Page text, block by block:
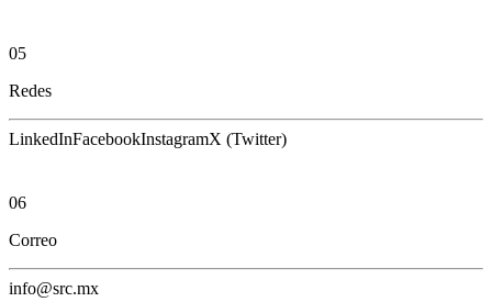
05
Redes
LinkedInFacebookInstagramX (Twitter)
06
Correo
info@src.mx